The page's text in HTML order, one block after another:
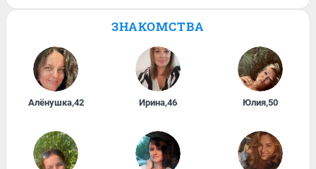
ЗНАКОМСТВА
Алёнушка,42 Ирина,46 Юлия,50